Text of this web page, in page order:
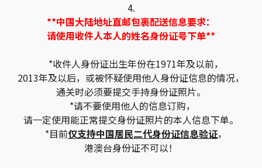
4.
**中国大陆地址直邮包裹配送信息要求：
请使用收件人本人的姓名身份证号下单**
*收件人身份证出生年份在1971年及以前，
2013年及以后，或被怀疑使用他人身份证信息的情况，
通关时必须要提交手持身份证照片。
*请不要使用他人的信息订购，
请一定使用能正常提交身份证照片的本人信息下单。
*目前仅支持中国居民二代身份证信息验证，
港澳台身份证不可以！